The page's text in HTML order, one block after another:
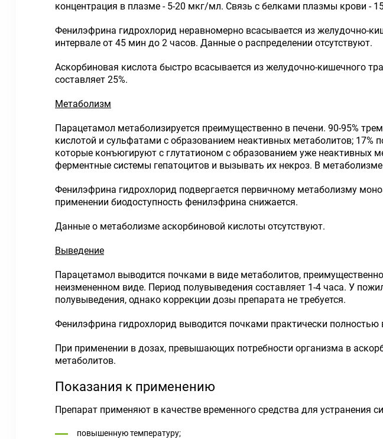
концентрация в плазме - 5-20 мкг/мл. Связь с белками плазмы крови -
Фенилэфрина гидрохлорид неравномерно всасывается из желудочно-
интервале от 45 мин до 2 часов. Данные о распределении отсутствуют.
Аскорбиновая кислота быстро всасывается из желудочно-кишечного
составляет 25%.
Метаболизм
Парацетамол метаболизируется преимущественно в печени. 90-95%
кислотой и сульфатами с образованием неактивных метаболитов;
которые конъюгируют с глутатионом с образованием уже неактивных
ферментные системы гепатоцитов и вызывать их некроз. В
Фенилэфрина гидрохлорид подвергается первичному метаболизму
применении биодоступность фенилэфрина снижается.
Данные о метаболизме аскорбиновой кислоты отсутствуют.
Выведение
Парацетамол выводится почками в виде метаболитов,
неизмененном виде. Период полувыведения составляет 1-4 часа. У
полувыведения, однако коррекции дозы препарата не требуется.
Фенилэфрина гидрохлорид выводится почками практически
При применении в дозах, превышающих потребности организма в
метаболитов.
Показания к применению
Препарат применяют в качестве временного средства для устранения
повышенную температуру;